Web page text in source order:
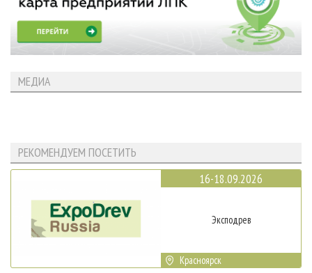
МЕДИА
РЕКОМЕНДУЕМ ПОСЕТИТЬ
16-18.09.2026
Эксподрев
Красноярск